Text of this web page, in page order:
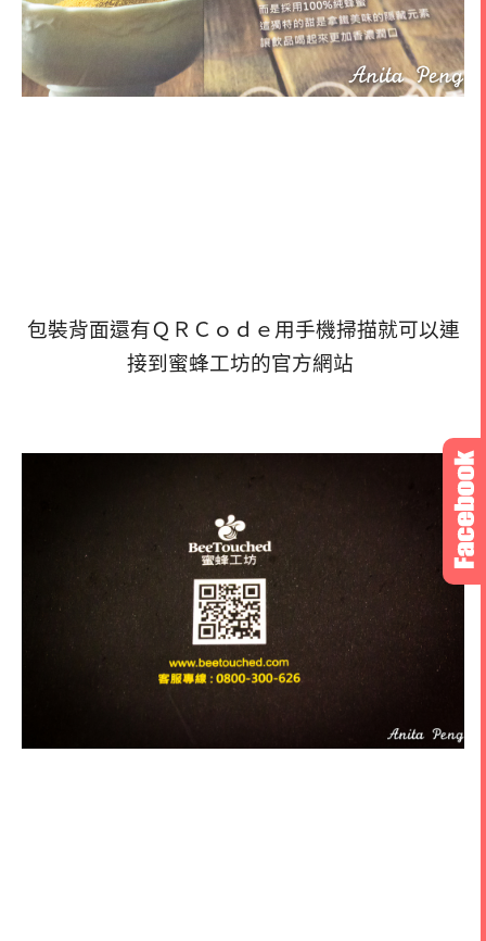
包裝背面還有ＱＲＣｏｄｅ用手機掃描就可以連
接到蜜蜂工坊的官方網站